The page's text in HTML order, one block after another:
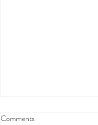
Comments